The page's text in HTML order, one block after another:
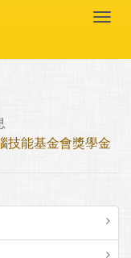
技能基金會獎學金